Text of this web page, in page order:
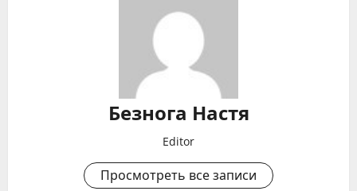
Безнога Настя
Editor
Просмотреть все записи